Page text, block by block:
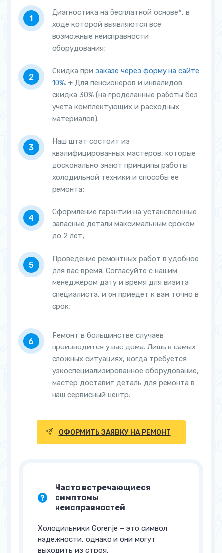
Диагностика на бесплатной основе*, в
ходе которой выявляются все
возможные неисправности
оборудования;
Скидка при заказе через форму на сайте
10%. + Для пенсионеров и инвалидов
скидка 30% (на проделанные работы без
учета комплектующих и расходных
материалов).
Наш штат состоит из
квалифицированных мастеров, которые
досконально знают принципы работы
холодильной техники и способы ее
ремонта;
Оформление гарантии на установленные
запасные детали максимальным сроком
до 2 лет;
Проведение ремонтных работ в удобное
для вас время. Согласуйте с нашим
менеджером дату и время для визита
специалиста, и он приедет к вам точно в
срок;
Ремонт в большинстве случаев
производится у вас дома. Лишь в самых
сложных ситуациях, когда требуется
узкоспециализированное оборудование,
мастер доставит деталь для ремонта в
наш сервисный центр.
ОФОРМИТЬ ЗАЯВКУ НА РЕМОНТ
Часто встречающиеся
симптомы
неисправностей
Холодильники Gorenje – это символ
надежности, однако и они могут
выходить из строя.